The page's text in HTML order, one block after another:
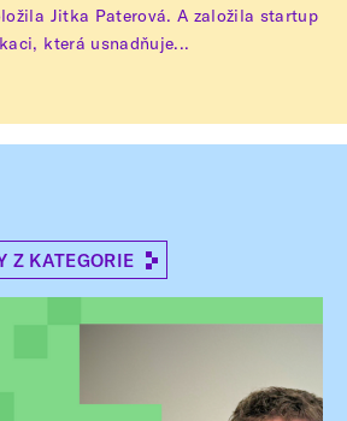
Jitka Paterová. A založila startup
která usnadňuje...
Z KATEGORIE